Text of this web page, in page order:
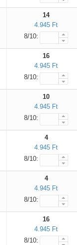
14
4.945 Ft
8/10:
16
4.945 Ft
8/10:
10
4.945 Ft
8/10:
4
4.945 Ft
8/10:
4
4.945 Ft
8/10:
16
4.945 Ft
8/10:
velünk